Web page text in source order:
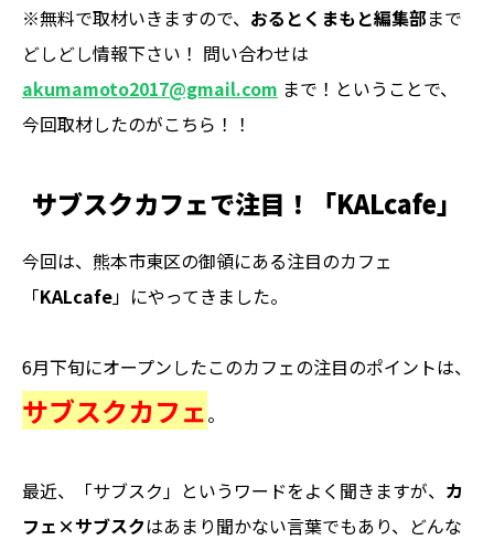
※無料で取材いきますので、 おるとくまもと編集部まで
どしどし情報下さい！ 問い合わせは
akumamoto2017@gmail.com まで！ということで、
今回取材したのがこちら！！
サブスクカフェで注目！「KALcafe」
今回は、熊本市東区の御領にある注目のカフェ
「KALcafe」にやってきました。
6月下旬にオープンしたこのカフェの注目のポイントは、
サブスクカフェ。
最近、「サブスク」というワードをよく聞きますが、 カ
フェ×サブスクはあまり聞かない言葉でもあり、どんな